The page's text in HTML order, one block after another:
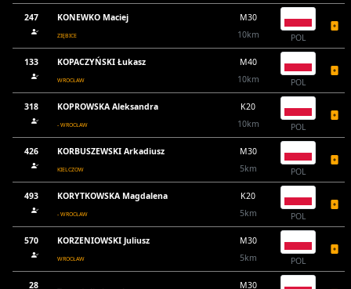
247 KONEWKO Maciej
ZIĘBICE
M30
10km
POL
133 KOPACZYŃSKI Łukasz
WROCŁAW
M40
10km
POL
318 KOPROWSKA Aleksandra
- WROCŁAW
K20
10km
POL
426 KORBUSZEWSKI Arkadiusz
KIELCZOW
M30
5km
POL
493 KORYTKOWSKA Magdalena
- WROCŁAW
K20
5km
POL
570 KORZENIOWSKI Juliusz
WROCŁAW
M30
5km
POL
28
M30